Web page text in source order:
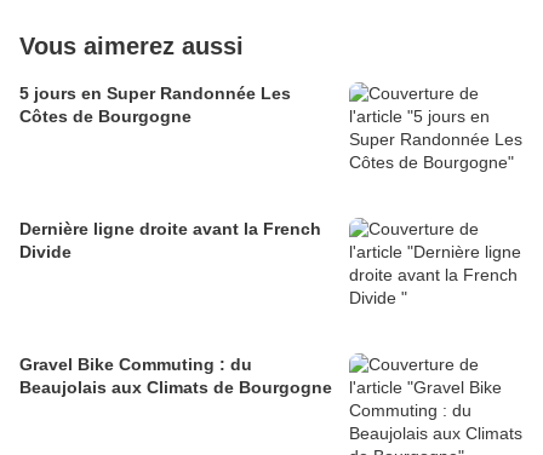
Vous aimerez aussi
5 jours en Super Randonnée Les
Côtes de Bourgogne
Dernière ligne droite avant la French
Divide
Gravel Bike Commuting : du
Beaujolais aux Climats de Bourgogne